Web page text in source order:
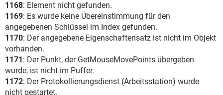
1168: Element nicht gefunden.
1169: Es wurde keine Übereinstimmung für den
angegebenen Schlüssel im Index gefunden.
1170: Der angegebene Eigenschaftensatz ist nicht im Objekt
vorhanden.
1171: Der Punkt, der GetMouseMovePoints übergeben
wurde, ist nicht im Puffer.
1172: Der Protokollierungsdienst (Arbeitsstation) wurde
nicht gestartet.